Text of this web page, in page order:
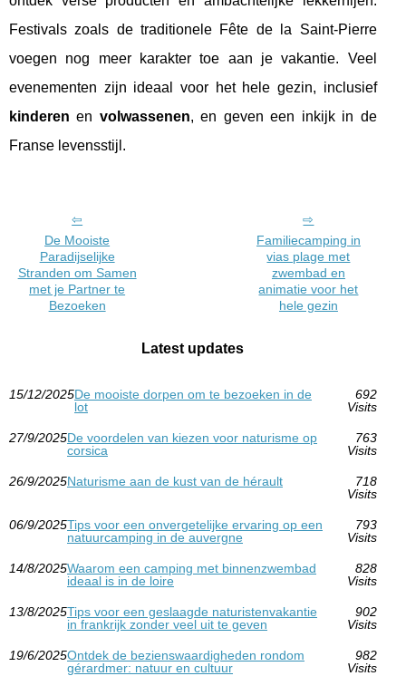
Festivals zoals de traditionele Fête de la Saint-Pierre
voegen nog meer karakter toe aan je vakantie. Veel
evenementen zijn ideaal voor het hele gezin, inclusief
kinderen en volwassenen, en geven een inkijk in de
Franse levensstijl.
De Mooiste
Paradijselijke
Stranden om Samen
met je Partner te
Bezoeken
Familiecamping in
vias plage met
zwembad en
animatie voor het
hele gezin
Latest updates
15/12/2025De mooiste dorpen om te bezoeken in de
lot
692
Visits
27/9/2025De voordelen van kiezen voor naturisme op
corsica
763
Visits
26/9/2025Naturisme aan de kust van de hérault
718
Visits
06/9/2025Tips voor een onvergetelijke ervaring op een
natuurcamping in de auvergne
793
Visits
14/8/2025Waarom een camping met binnenzwembad
ideaal is in de loire
828
Visits
13/8/2025Tips voor een geslaagde naturistenvakantie
in frankrijk zonder veel uit te geven
902
Visits
19/6/2025Ontdek de bezienswaardigheden rondom
gérardmer: natuur en cultuur
982
Visits